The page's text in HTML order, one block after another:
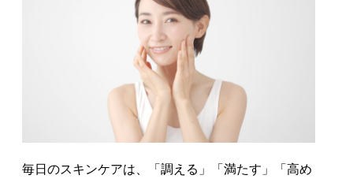
毎日のスキンケアは、「調える」「満たす」「高め